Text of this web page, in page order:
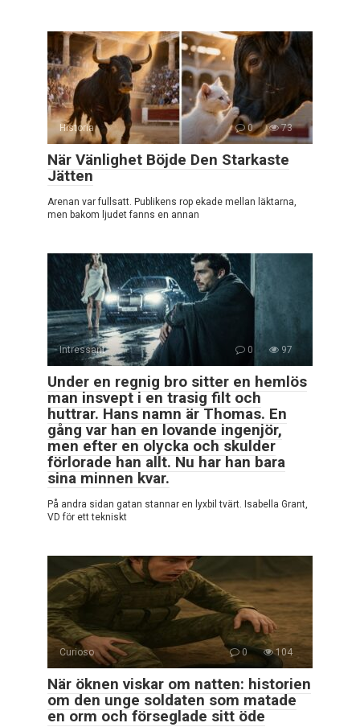
Historia 0 73
När Vänlighet Böjde Den Starkaste
Jätten
Arenan var fullsatt. Publikens rop ekade mellan läktarna,
men bakom ljudet fanns en annan
Intressant 0 97
Under en regnig bro sitter en hemlös
man insvept i en trasig filt och
huttrar. Hans namn är Thomas. En
gång var han en lovande ingenjör,
men efter en olycka och skulder
förlorade han allt. Nu har han bara
sina minnen kvar.
På andra sidan gatan stannar en lyxbil tvärt. Isabella Grant,
VD för ett tekniskt
Curioso 0 104
När öknen viskar om natten: historien
om den unge soldaten som matade
en orm och förseglade sitt öde